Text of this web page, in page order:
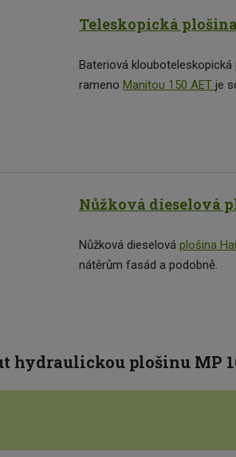
Teleskopická
Bateriová
rameno Manitou 150 AET je
Nůžková dieselová
Nůžková dieselová plošina
nátěrům fasád a podobně.
hydraulickou plošinu MP